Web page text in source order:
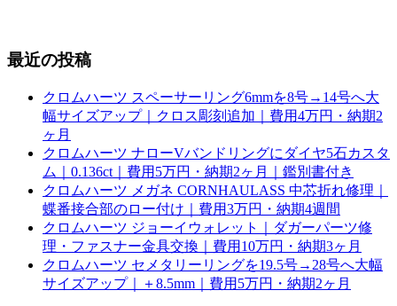
最近の投稿
クロムハーツ スペーサーリング6mmを8号→14号へ大
幅サイズアップ｜クロス彫刻追加｜費用4万円・納期2
ヶ月
クロムハーツ ナローVバンドリングにダイヤ5石カスタ
ム｜0.136ct｜費用5万円・納期2ヶ月｜鑑別書付き
クロムハーツ メガネ CORNHAULASS 中芯折れ修理｜
蝶番接合部のロー付け｜費用3万円・納期4週間
クロムハーツ ジョーイウォレット｜ダガーパーツ修
理・ファスナー金具交換｜費用10万円・納期3ヶ月
クロムハーツ セメタリーリングを19.5号→28号へ大幅
サイズアップ｜＋8.5mm｜費用5万円・納期2ヶ月